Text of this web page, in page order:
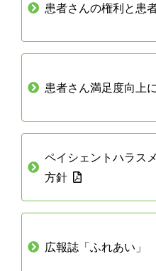
患者さんの権利と患
患者さん満足度向上
ペイシェントハラス
方針
広報誌「ふれあい」